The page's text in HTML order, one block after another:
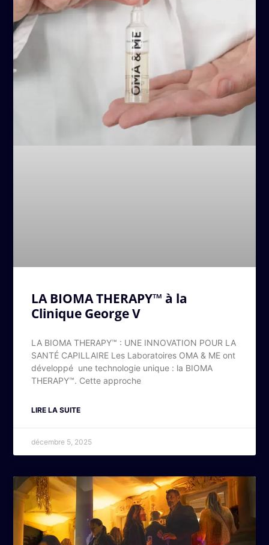
LA BIOMA THERAPY™ à la
Clinique George V
LA BIOMA THERAPY™ : UNE INNOVATION POUR LA
SANTÉ CAPILLAIRE Les Laboratoires OMA & ME ont
développé une technologie unique : la BIOMA
THERAPY™. Cette approche
LIRE LA SUITE
décembre 5, 2025